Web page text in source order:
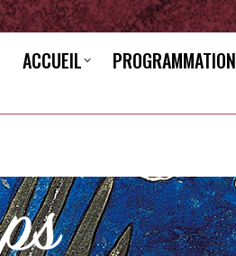
ACCUEIL PROGRAMMATION